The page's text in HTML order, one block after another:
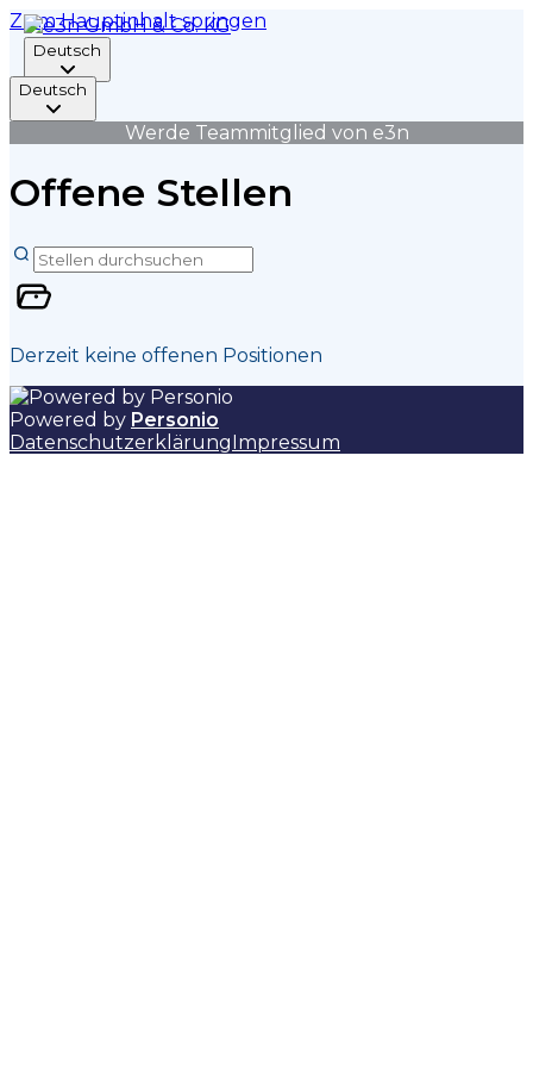
Zum Hauptinhalt springen
Deutsch
Deutsch
Werde Teammitglied von e3n
Offene Stellen
Derzeit keine offenen Positionen
Powered by Personio
DatenschutzerklärungImpressum